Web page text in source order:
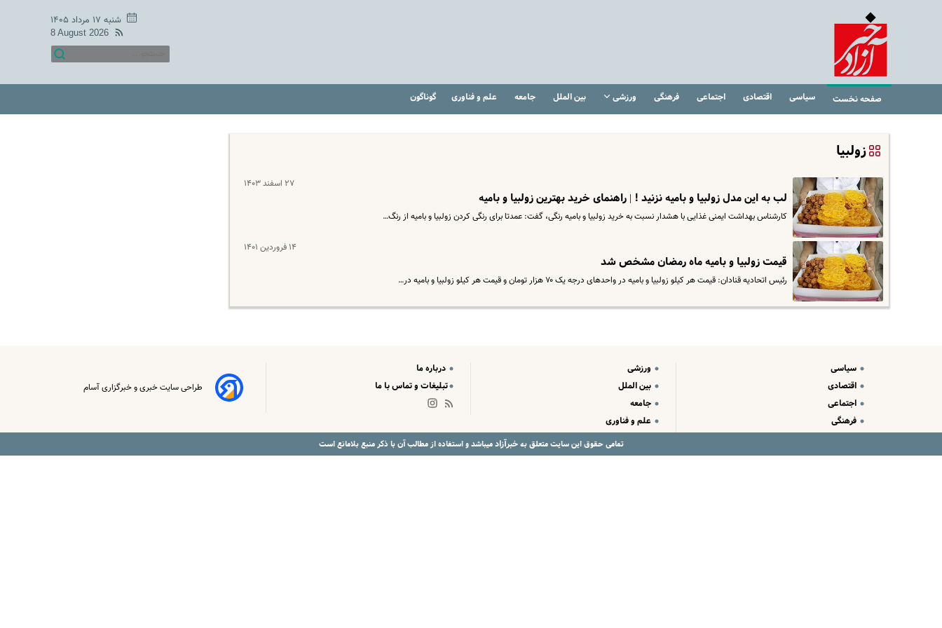
شنبه ۱۷ مرداد ۱۴۰۵
8 August 2026
صفحه نخست سیاسی اقتصادی اجتماعی فرهنگی ورزشی بین الملل جامعه علم و فناوری گوناگون
زولبیا
۲۷ اسفند ۱۴۰۳
لب به این مدل زولبیا و بامیه نزنید ! | راهنمای خرید بهترین زولبیا و بامیه
کارشناس بهداشت ایمنی غذایی با هشدار نسبت به خرید زولبیا و بامیه رنگی، گفت: عمدتا برای رنگی کردن زولبیا و بامیه از رنگ…
۱۴ فروردین ۱۴۰۱
قیمت زولبیا و بامیه ماه رمضان مشخص شد
رئیس اتحادیه قنادان: قیمت هر کیلو زولبیا و بامیه در واحدهای درجه یک ۷۰ هزار تومان و قیمت هر کیلو زولبیا و بامیه در…
سیاسی
اقتصادی
اجتماعی
فرهنگی
ورزشی
بین الملل
جامعه
علم و فناوری
درباره ما
تبلیغات و تماس با ما
طراحی سایت خبری و خبرگزاری آسام
تمامی حقوق این سایت متعلق بهخبرآزادمیباشد و استفاده از مطالب آن با ذکر منبع بلامانع است